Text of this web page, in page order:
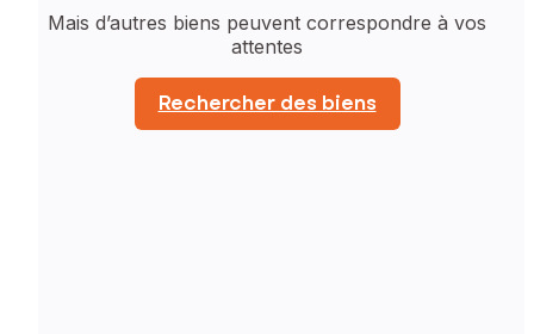
Mais d’autres biens peuvent correspondre à vos
attentes
Rechercher des biens